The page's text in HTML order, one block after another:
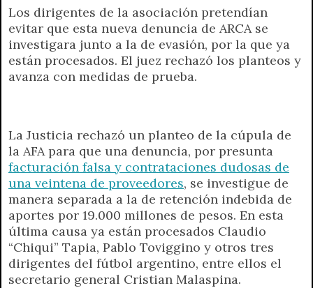
a
t
s
A
p
l
e
g
r
a
i
t
t
e
r
c
e
b
o
o
s
s
e
n
g
p
y
L
i
n
a
i
l
i
n
t
F
r
n
d
l
Los dirigentes de la asociación pretendían
evitar que esta nueva denuncia de ARCA se
investigara junto a la de evasión, por la que ya
están procesados. El juez rechazó los planteos y
avanza con medidas de prueba.
La Justicia rechazó un planteo de la cúpula de
la AFA para que una denuncia, por presunta
facturación falsa y contrataciones dudosas de
una veintena de proveedores, se investigue de
manera separada a la de retención indebida de
aportes por 19.000 millones de pesos. En esta
última causa ya están procesados Claudio
“Chiqui” Tapia, Pablo Toviggino y otros tres
dirigentes del fútbol argentino, entre ellos el
secretario general Cristian Malaspina.